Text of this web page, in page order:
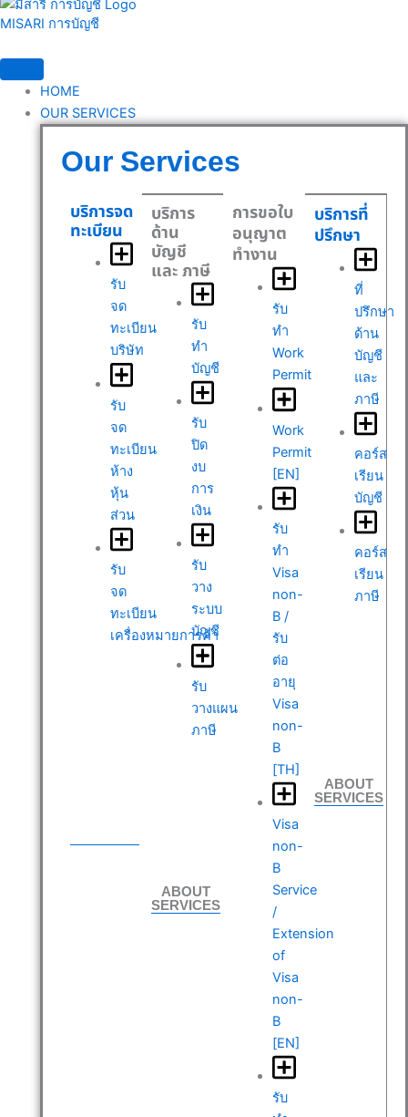
MISARI การบัญชี
HOME
OUR SERVICES
Our Services
บริการจด
ทะเบียน
รับ
จด
ทะเบียน
บริษัท
รับ
จด
ทะเบียน
ห้าง
หุ้น
ส่วน
รับ
จด
ทะเบียน
เครื่องหมายการค้า
บริการ
ด้าน
บัญชี
และ ภาษี
รับ
ทำ
บัญชี
รับ
ปิด
งบ
การ
เงิน
รับ
วาง
ระบบ
บัญชี
รับ
วางแผน
ภาษี
ABOUT
SERVICES
การขอใบ
อนุญาต
ทำงาน
รับ
ทำ
Work
Permit
Work
Permit
[EN]
รับ
ทำ
Visa
non-
B /
รับ
ต่อ
อายุ
Visa
non-
B
[TH]
Visa
non-
B
Service
/
Extension
of
Visa
non-
B
[EN]
รับ
บริการที่
ปรึกษา
ที่
ปรึกษา
ด้าน
บัญชี
และ
ภาษี
คอร์ส
เรียน
บัญชี
คอร์ส
เรียน
ภาษี
ABOUT
SERVICES